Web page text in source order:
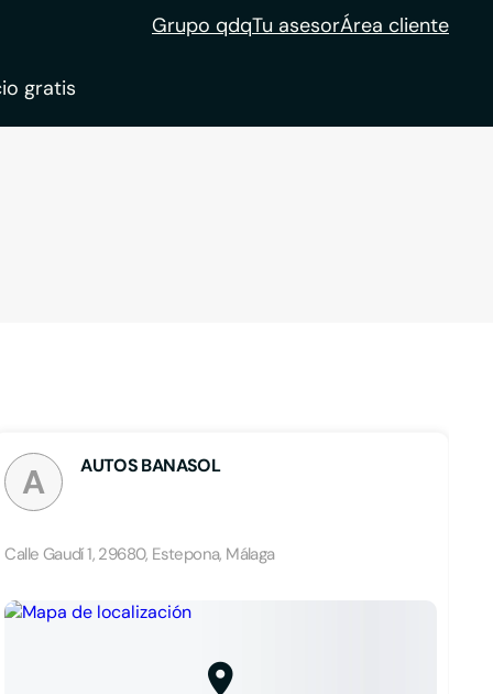
Grupo qdqTu asesorÁrea cliente
gratis
A AUTOS BANASOL
Calle Gaudí 1, 29680, Estepona, Málaga